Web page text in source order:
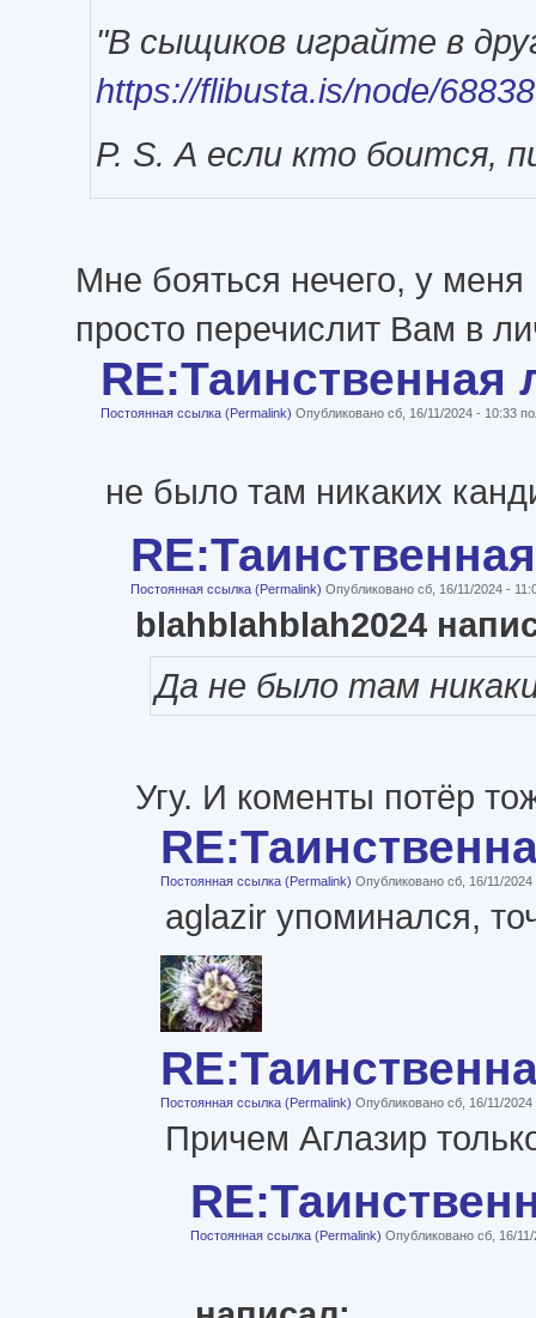
"В сыщиков играйте в
https://flibusta.is/node/
P. S. А если кто боится,
Мне бояться нечего, у
просто перечислит Вам в
Постоянная ссылка (Permalink) Опубликовано сб, 16/11/2024 - 10:33
не было там никаких
Постоянная ссылка (Permalink) Опубликовано сб, 16/11/2024 -
blahblahblah2024
Да не было там
Угу. И коменты потёр
Постоянная ссылка (Permalink) Опубликовано сб, 16/11/
aglazir упоминался,
Постоянная ссылка (Permalink) Опубликовано сб, 16/11/
Причем Аглазир
Постоянная ссылка (Permalink) Опубликовано сб, 16/